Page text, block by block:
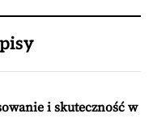
i skuteczność w